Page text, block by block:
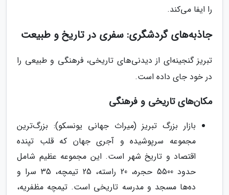
را ایفا می‌کند.
جاذبه‌های گردشگری: سفری در تاریخ و طبیعت
تبریز گنجینه‌ای از دیدنی‌های تاریخی، فرهنگی و طبیعی را
در خود جای داده است.
مکان‌های تاریخی و فرهنگی
بازار بزرگ تبریز (میراث جهانی یونسکو): بزرگ‌ترین
مجموعه سرپوشیده و آجری جهان که قلب تپنده
اقتصاد و تاریخ شهر است. این مجموعه عظیم شامل
حدود 5500 حجره، 20 راسته، 25 تیمچه، 35 سرا و
ده‌ها مسجد و مدرسه تاریخی است. تیمچه مظفریه،